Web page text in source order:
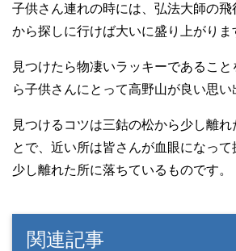
子供さん連れの時には、弘法大師の飛
から探しに行けば大いに盛り上がりま
見つけたら物凄いラッキーであるこ
ら子供さんにとって高野山が良い思い
見つけるコツは三鈷の松から少し離れ
とで、近い所は皆さんが血眼になっ
少し離れた所に落ちているものです。
関連記事